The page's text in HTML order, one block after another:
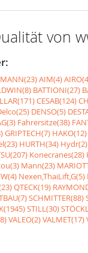
von
AIM(4)
BATTIONI(27)
CESAB(124)
DENSO(5)
Fahrersitze(38)
GRIPTECH(7) HAKO(12)
HURTH(34) Hydr(2)
Konecranes(28)
Mann(23)
Nexen,ThaiLift,G(5)
QTECK(19)
SCHMITTER(88)
STILL(30)
VALEO(2)VALMET(17)